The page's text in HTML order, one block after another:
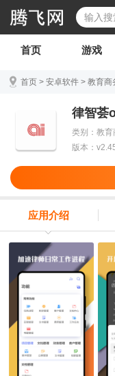
首页 游戏
首页 > 安卓软件 > 教育商
律智荟
类别：教育
版本：
应用介绍